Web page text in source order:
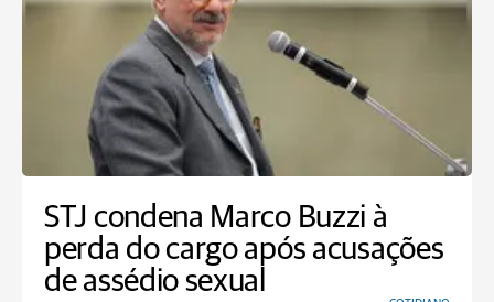
STJ condena Marco Buzzi à
perda do cargo após acusações
de assédio sexual